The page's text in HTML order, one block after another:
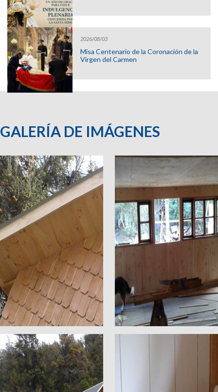
2026/08/03
Misa Centenario de la Coronación de la
Virgen del Carmen
GALERÍA DE IMÁGENES